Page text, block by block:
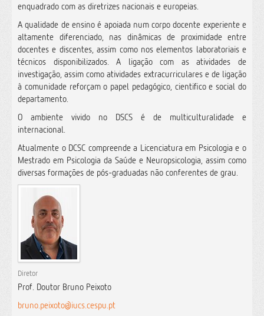
enquadrado com as diretrizes nacionais e europeias.
A qualidade de ensino é apoiada num corpo docente experiente e
altamente diferenciado, nas dinâmicas de proximidade entre
docentes e discentes, assim como nos elementos laboratoriais e
técnicos disponibilizados. A ligação com as atividades de
investigação, assim como atividades extracurriculares e de ligação
à comunidade reforçam o papel pedagógico, cientifico e social do
departamento.
O ambiente vivido no DSCS é de multiculturalidade e
internacional.
Atualmente o DCSC compreende a Licenciatura em Psicologia e o
Mestrado em Psicologia da Saúde e Neuropsicologia, assim como
diversas formações de pós-graduadas não conferentes de grau.
Diretor
Prof. Doutor Bruno Peixoto
bruno.peixoto@iucs.cespu.pt